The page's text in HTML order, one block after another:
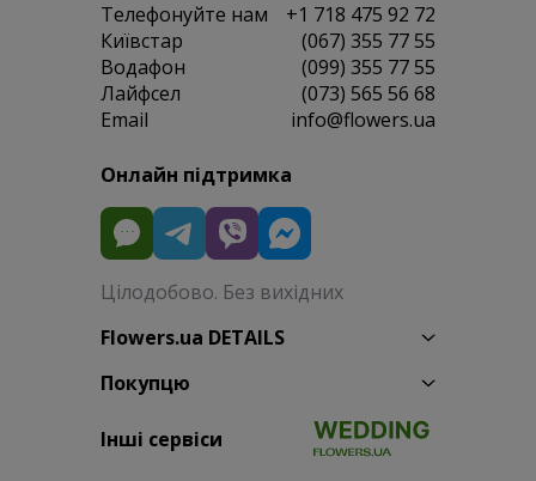
Телефонуйте нам
+1 718 475 92 72
Київстар
(067) 355 77 55
Водафон
(099) 355 77 55
Лайфсел
(073) 565 56 68
Email
info@flowers.ua
Онлайн підтримка
Цілодобово. Без вихідних
Flowers.ua DETAILS
Покупцю
Інші сервіси